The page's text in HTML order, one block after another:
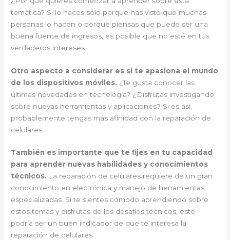
temática? Si lo haces sólo porque has visto que muchas
personas lo hacen o porque piensas que puede ser una
buena fuente de ingresos, es posible que no esté en tus
verdaderos intereses.
Otro aspecto a considerar es si te apasiona el mundo
de los dispositivos móviles. ¿Te gusta conocer las
últimas novedades en tecnología? ¿Disfrutas investigando
sobre nuevas herramientas y aplicaciones? Si es así,
probablemente tengas más afinidad con la reparación de
celulares.
También es importante que te fijes en tu capacidad
para aprender nuevas habilidades y conocimientos
técnicos. La reparación de celulares requiere de un gran
conocimiento en electrónica y manejo de herramientas
especializadas. Si te sientes cómodo aprendiendo sobre
estos temas y disfrutas de los desafíos técnicos, este
podría ser un buen indicador de que te interesa la
reparación de celulares.